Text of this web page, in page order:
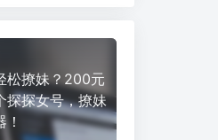
松撩妹？200元
探探女号，撩妹